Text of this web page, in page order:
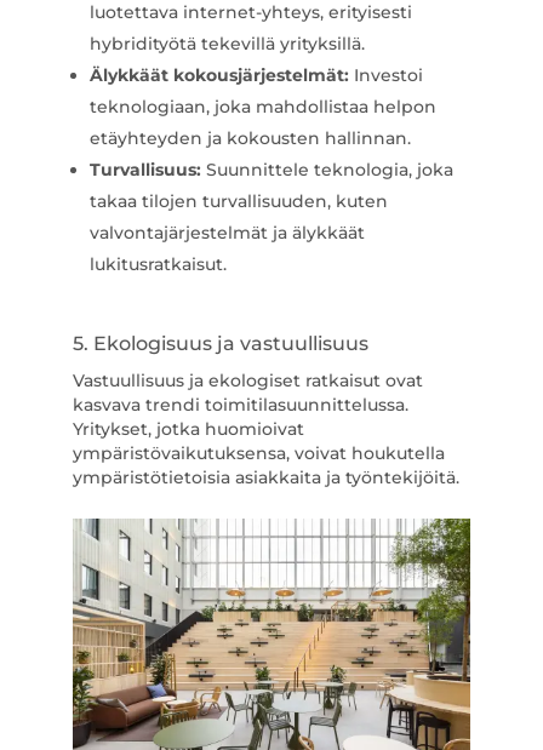
luotettava internet-yhteys, erityisesti
hybridityötä tekevillä yrityksillä.
Älykkäät kokousjärjestelmät: Investoi
teknologiaan, joka mahdollistaa helpon
etäyhteyden ja kokousten hallinnan.
Turvallisuus: Suunnittele teknologia, joka
takaa tilojen turvallisuuden, kuten
valvontajärjestelmät ja älykkäät
lukitusratkaisut.
5. Ekologisuus ja vastuullisuus
Vastuullisuus ja ekologiset ratkaisut ovat
kasvava trendi toimitilasuunnittelussa.
Yritykset, jotka huomioivat
ympäristövaikutuksensa, voivat houkutella
ympäristötietoisia asiakkaita ja työntekijöitä.